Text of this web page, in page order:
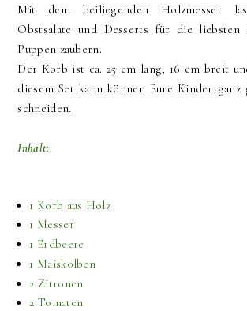
Mit dem beiliegenden Holzmesser
Obstsalate und Desserts für die liebsten
Puppen zaubern.
Der Korb ist ca. 25 cm lang, 16 cm breit
diesem Set kann können Eure Kinder ganz
schneiden.
Inhalt:
1 Korb aus Holz
1 Messer
1 Erdbeere
1 Maiskolben
2 Zitronen
2 Tomaten